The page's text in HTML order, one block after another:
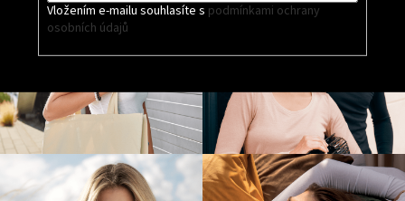
Vložením e-mailu souhlasíte s podmínkami ochrany
osobních údajů